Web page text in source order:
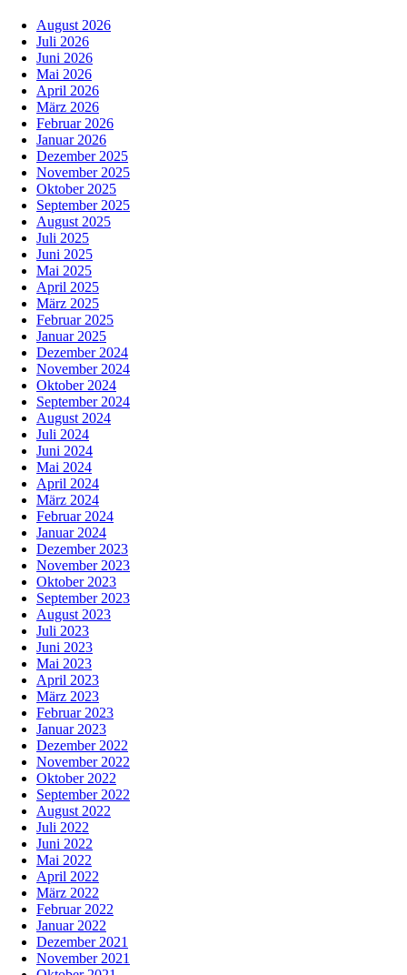
August 2026
Juli 2026
Juni 2026
Mai 2026
April 2026
März 2026
Februar 2026
Januar 2026
Dezember 2025
November 2025
Oktober 2025
September 2025
August 2025
Juli 2025
Juni 2025
Mai 2025
April 2025
März 2025
Februar 2025
Januar 2025
Dezember 2024
November 2024
Oktober 2024
September 2024
August 2024
Juli 2024
Juni 2024
Mai 2024
April 2024
März 2024
Februar 2024
Januar 2024
Dezember 2023
November 2023
Oktober 2023
September 2023
August 2023
Juli 2023
Juni 2023
Mai 2023
April 2023
März 2023
Februar 2023
Januar 2023
Dezember 2022
November 2022
Oktober 2022
September 2022
August 2022
Juli 2022
Juni 2022
Mai 2022
April 2022
März 2022
Februar 2022
Januar 2022
Dezember 2021
November 2021